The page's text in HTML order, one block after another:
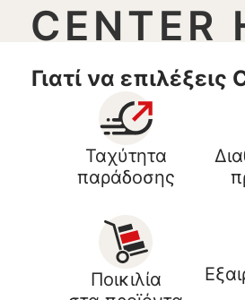
CENTER
Γιατί να επιλέξεις
Ταχύτητα
παράδοσης
Ποικιλία